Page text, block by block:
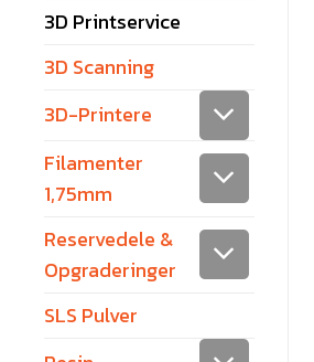
3D Printservice
3D Scanning
3D-Printere
Filamenter
1,75mm
Reservedele &
Opgraderinger
SLS Pulver